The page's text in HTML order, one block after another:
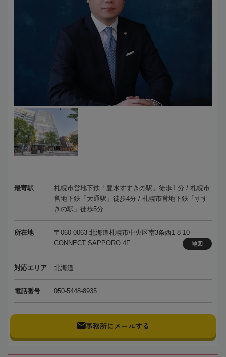
最寄駅
札幌市営地下鉄「豊水すすきの駅」徒歩1 分 / 札幌市
営地下鉄「大通駅」徒歩4分 / 札幌市営地下鉄「すす
きの駅」徒歩5分
所在地
〒060-0063 北海道札幌市中央区南3条西1-8-10
CONNECT SAPPORO 4F
地図
対応エリア 北海道
電話番号 050-5448-8935
事務所にメールする